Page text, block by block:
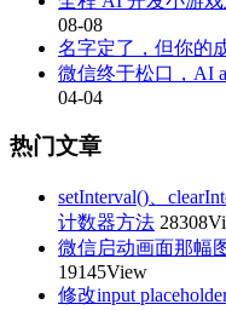
08-08
名字定了，但你的
微信终于松口，AI
04-04
热门文章
setInterval()、
计数器方法
微信启动画面那幅
19145View
修改input